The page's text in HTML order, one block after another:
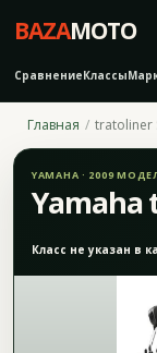
BAZAMOTO
СравнениеКлассы
Главная tratoliner
YAMAHA · 2009
Yamaha
Класс не указан в